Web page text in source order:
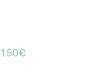
1.50€